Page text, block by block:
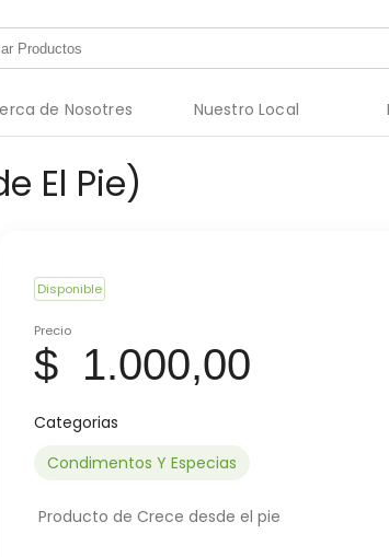
de Nosotres Nuestro Local
El Pie)
Disponible
Precio
$ 1.000,00
Categorias
Condimentos Y Especias
Producto de Crece desde el pie